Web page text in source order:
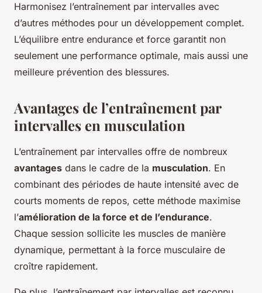
Harmonisez l’entraînement par intervalles avec
d’autres méthodes pour un développement complet.
L’équilibre entre endurance et force garantit non
seulement une performance optimale, mais aussi une
meilleure prévention des blessures.
Avantages de l’entraînement par
intervalles en musculation
L’entraînement par intervalles offre de nombreux
avantages dans le cadre de la musculation. En
combinant des périodes de haute intensité avec de
courts moments de repos, cette méthode maximise
l’amélioration de la force et de l’endurance.
Chaque session sollicite les muscles de manière
dynamique, permettant à la force musculaire de
croître rapidement.